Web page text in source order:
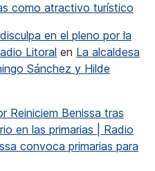
como atractivo turístico
en el pleno por la
Litoral en La alcaldesa
Sánchez y Hilde
Reiniciem Benissa tras
en las primarias | Radio
convoca primarias para